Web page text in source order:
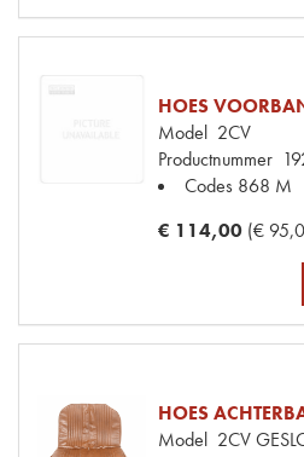
HOES
Model 2CV
Productnummer
Codes 868 M
€ 114,00 (€
HOES
Model 2CV